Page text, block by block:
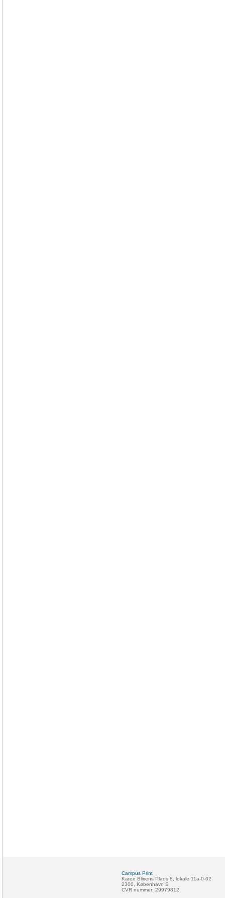
Campus Print
Karen Blixens Plads 8, lokale 11a-0-02
2300, København S
CVR nummer: 29979812